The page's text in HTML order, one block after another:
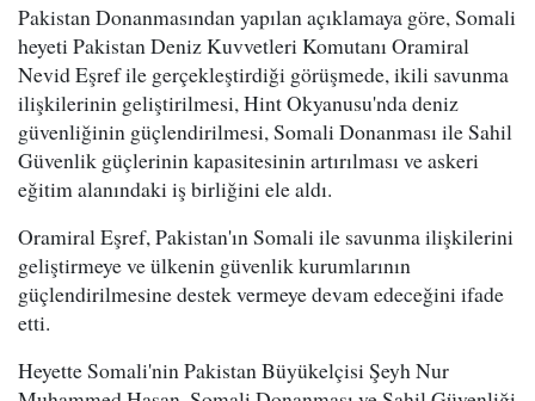
Pakistan Donanmasından yapılan açıklamaya göre, Somali
heyeti Pakistan Deniz Kuvvetleri Komutanı Oramiral
Nevid Eşref ile gerçekleştirdiği görüşmede, ikili savunma
ilişkilerinin geliştirilmesi, Hint Okyanusu'nda deniz
güvenliğinin güçlendirilmesi, Somali Donanması ile Sahil
Güvenlik güçlerinin kapasitesinin artırılması ve askeri
eğitim alanındaki iş birliğini ele aldı.
Oramiral Eşref, Pakistan'ın Somali ile savunma ilişkilerini
geliştirmeye ve ülkenin güvenlik kurumlarının
güçlendirilmesine destek vermeye devam edeceğini ifade
etti.
Heyette Somali'nin Pakistan Büyükelçisi Şeyh Nur